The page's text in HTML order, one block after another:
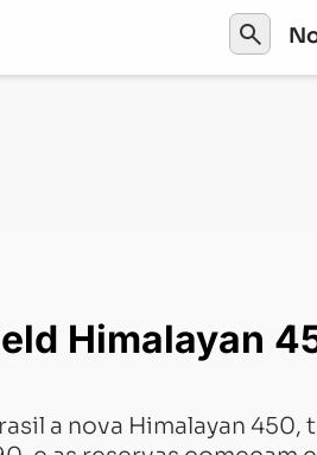
search
Enfield Himalayan 450 é lançada no
Himalayan
a nova Himalayan